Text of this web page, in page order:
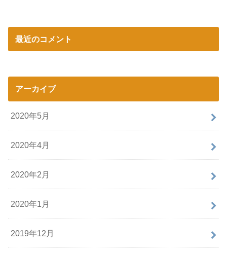
最近のコメント
アーカイブ
2020年5月
2020年4月
2020年2月
2020年1月
2019年12月